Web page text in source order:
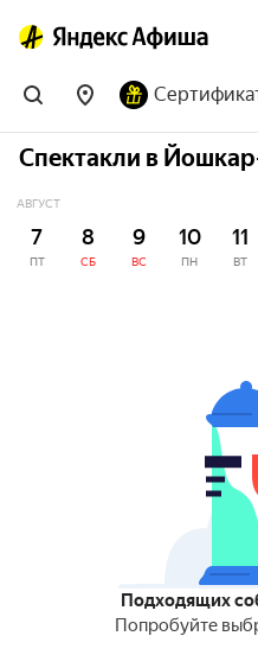
Спектакли в
АВГУСТ
7
ПТ
8
СБ
9
ВС
10
ПН
11
ВТ
Подходящих
Попробуйте